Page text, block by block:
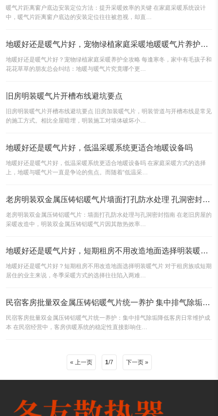
暖气片距离窗户底边安装定位方法：提升采暖效率的关键 在家庭采暖系统设计
中，暖气片距离窗户底边的安装定位往往被忽视，却直…
地暖好还是暖气片好，宠物绿植家庭采暖地暖暖气片养护注意事项
地暖好还是暖气片好？宠物绿植家庭采暖养护全攻略 每逢寒冬，家中有毛孩子和
花花草草的朋友总会纠结：地暖与暖气片究竟哪个更…
旧房明装暖气片开槽布线避坑要点
旧房明装暖气片开槽布线避坑要点 旧房加装暖气片，明装管道与开槽布线是常见
的施工方式。相比全屋暗埋，明装施工对墙体破坏小…
地暖好还是暖气片好，低温采暖系统更适合地暖设备吗
地暖好还是暖气片好，低温采暖系统更适合地暖设备吗 在家庭采暖方式的选择
上，地暖与暖气片一直是争论的焦点。而随着“低温采…
老房明装双金属压铸铝暖气片墙面打孔防水处理 孔洞密封减少水汽渗入墙体内部
老房明装双金属压铸铝暖气片：墙面打孔防水处理与孔洞密封指南 在老旧房屋的
采暖改造中，明装双金属压铸铝暖气片因其散热效率…
地暖好还是暖气片好，短期租房不用改造地面选择明装暖气片
地暖好还是暖气片好？短期租房不用改造地面选择明装暖气片 对于租房族或短期
居住的业主来说，冬季采暖方式的选择往往陷入两难…
民宿客房批量双金属压铸铝暖气片统一养护 集中排气除垢降低客房日常维护成本
民宿客房批量双金属压铸铝暖气片统一养护：集中排气除垢降低客房日常维护成
本 在民宿经营中，客房供暖系统的稳定性直接影响住…
« 上一页 1/7 下一页 »